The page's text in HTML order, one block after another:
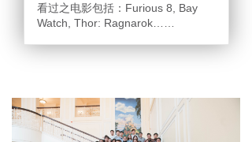
看过之电影包括：Furious 8, Bay
Watch, Thor: Ragnarok……